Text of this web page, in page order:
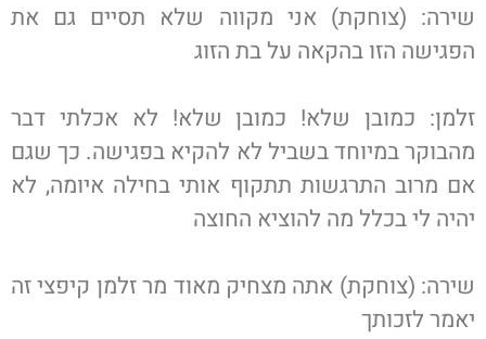
שירה: (צוחקת) אני מקווה שלא תסיים גם את
הפגישה הזו בהקאה על בת הזוג
זלמן: כמובן שלא! כמובן שלא! לא אכלתי דבר
מהבוקר במיוחד בשביל לא להקיא בפגישה. כך שגם
אם מרוב התרגשות תתקוף אותי בחילה איומה, לא
יהיה לי בכלל מה להוציא החוצה
שירה: (צוחקת) אתה מצחיק מאוד מר זלמן קיפצי זה
יאמר לזכותך